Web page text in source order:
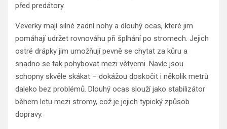
před predátory.
Veverky mají silné zadní nohy a dlouhý ocas, které jim
pomáhají udržet rovnováhu při šplhání po stromech. Jejich
ostré drápky jim umožňují pevně se chytat za kůru a
snadno se tak pohybovat mezi větvemi. Navíc jsou
schopny skvěle skákat – dokážou doskočit i několik metrů
daleko bez problémů. Dlouhý ocas slouží jako stabilizátor
během letu mezi stromy, což je jejich typický způsob
dopravy.